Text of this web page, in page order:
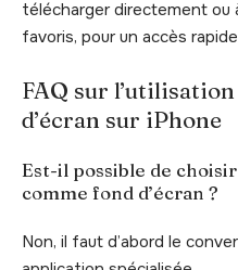
télécharger directement ou
favoris, pour un accès
FAQ sur
d’écran sur iPhone
Est-il possible de
comme fond d’écran ?
Non, il faut d’abord le